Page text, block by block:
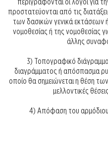
προστατεύονται από τις
των δασικών γενικά εκτάσεων
νομοθεσίας ή της νομοθεσίας
άλλης
3) Τοπογραφικό
διαγράμματος ή απόσπασμα
οποίο θα σημειώνεται η θέση
μελλοντικές
4) Απόφαση του αρμόδιου